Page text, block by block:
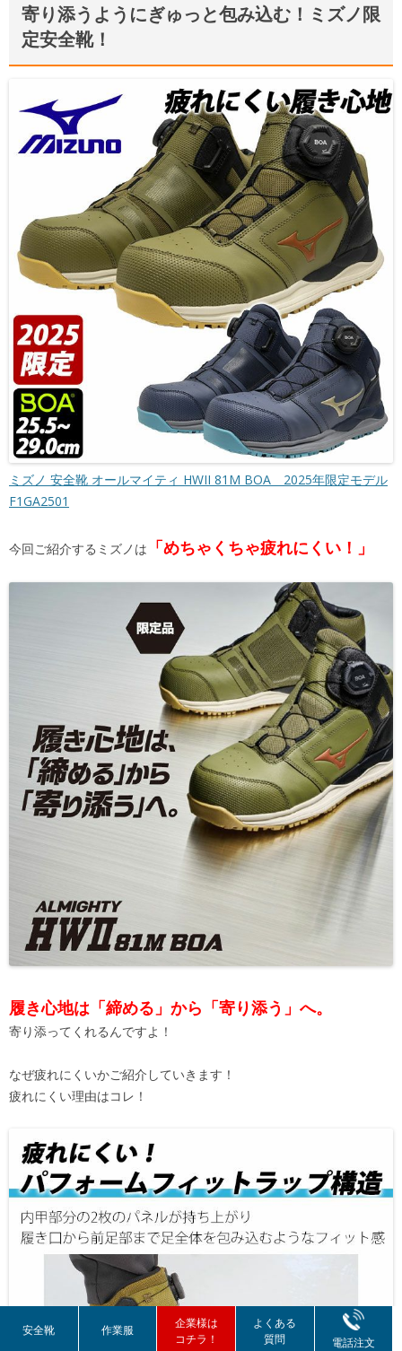
寄り添うようにぎゅっと包み込む！ミズノ限
定安全靴！
ミズノ 安全靴 オールマイティ HWII 81M BOA 2025年限定モデル
F1GA2501
今回ご紹介するミズノは 「めちゃくちゃ疲れにくい！」
履き心地は「締める」から「寄り添う」へ。
寄り添ってくれるんですよ！
なぜ疲れにくいかご紹介していきます！
疲れにくい理由はコレ！
安全靴 作業服
企業様は
コチラ！
よくある
質問
電話注文